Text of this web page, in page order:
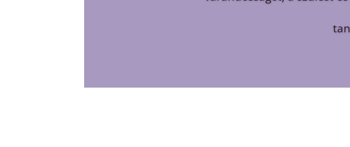
Összességében számunkra nagy
helyzetben tudunk